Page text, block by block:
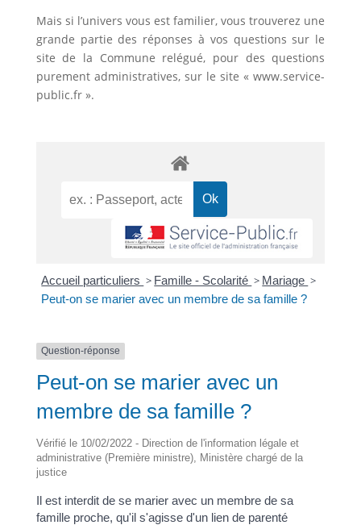
Mais si l’univers vous est familier, vous trouverez une
grande partie des réponses à vos questions sur le
site de la Commune relégué, pour des questions
purement administratives, sur le site « www.service-
public.fr ».
Accueil particuliers > Famille - Scolarité > Mariage >
Peut-on se marier avec un membre de sa famille ?
Question-réponse
Peut-on se marier avec un
membre de sa famille ?
Vérifié le 10/02/2022 - Direction de l'information légale et
administrative (Première ministre), Ministère chargé de la
justice
Il est interdit de se marier avec un membre de sa
famille proche, qu'il s'agisse d'un lien de parenté